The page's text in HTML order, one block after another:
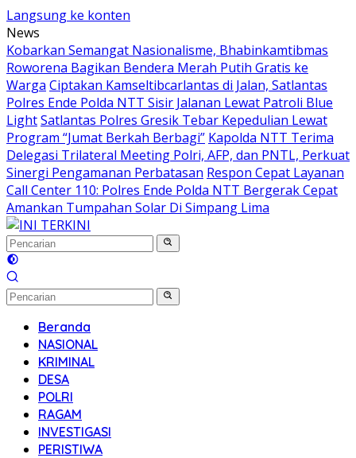
Langsung ke konten
News
Kobarkan Semangat Nasionalisme, Bhabinkamtibmas
Roworena Bagikan Bendera Merah Putih Gratis ke
Warga Ciptakan Kamseltibcarlantas di Jalan, Satlantas
Polres Ende Polda NTT Sisir Jalanan Lewat Patroli Blue
LightSatlantas Polres Gresik Tebar Kepedulian Lewat
Program “Jumat Berkah Berbagi” Kapolda NTT Terima
Delegasi Trilateral Meeting Polri, AFP, dan PNTL, Perkuat
Sinergi Pengamanan Perbatasan Respon Cepat Layanan
Call Center 110: Polres Ende Polda NTT Bergerak Cepat
Amankan Tumpahan Solar Di Simpang Lima
Beranda
NASIONAL
KRIMINAL
DESA
POLRI
RAGAM
INVESTIGASI
PERISTIWA